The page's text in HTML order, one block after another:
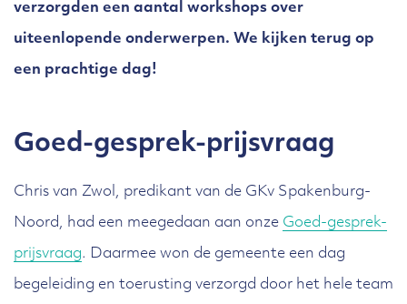
verzorgden een aantal workshops over
uiteenlopende onderwerpen. We kijken terug op
een prachtige dag!
Goed-gesprek-prijsvraag
Chris van Zwol, predikant van de GKv Spakenburg-
Noord, had een meegedaan aan onze Goed-gesprek-
prijsvraag. Daarmee won de gemeente een dag
begeleiding en toerusting verzorgd door het hele team